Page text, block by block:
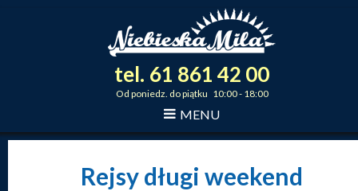
tel. 61 861 42 00
Od poniedz. do piątku 10:00 - 18:00
MENU
Rejsy długi weekend